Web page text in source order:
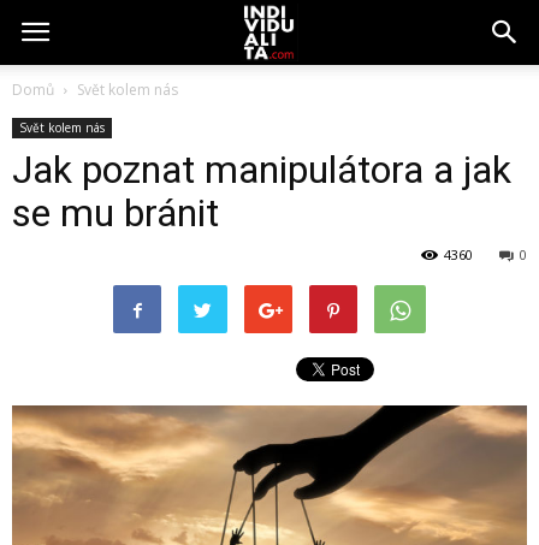
Domů Svět kolem nás
Svět kolem nás
Jak poznat manipulátora a jak
se mu bránit
0
4360